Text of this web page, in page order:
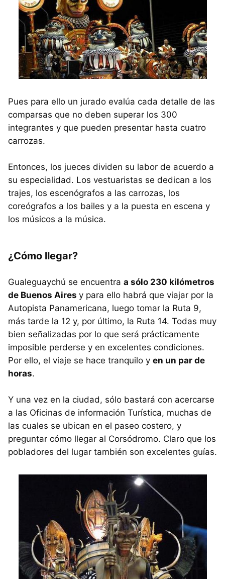
Pues para ello un jurado evalúa cada detalle de las
comparsas que no deben superar los 300
integrantes y que pueden presentar hasta cuatro
carrozas.
Entonces, los jueces dividen su labor de acuerdo a
su especialidad. Los vestuaristas se dedican a los
trajes, los escenógrafos a las carrozas, los
coreógrafos a los bailes y a la puesta en escena y
los músicos a la música.
¿Cómo llegar?
Gualeguaychú se encuentra a sólo 230 kilómetros
de Buenos Aires y para ello habrá que viajar por la
Autopista Panamericana, luego tomar la Ruta 9,
más tarde la 12 y, por último, la Ruta 14. Todas muy
bien señalizadas por lo que será prácticamente
imposible perderse y en excelentes condiciones.
Por ello, el viaje se hace tranquilo y en un par de
horas.
Y una vez en la ciudad, sólo bastará con acercarse
a las Oficinas de información Turística, muchas de
las cuales se ubican en el paseo costero, y
preguntar cómo llegar al Corsódromo. Claro que los
pobladores del lugar también son excelentes guías.